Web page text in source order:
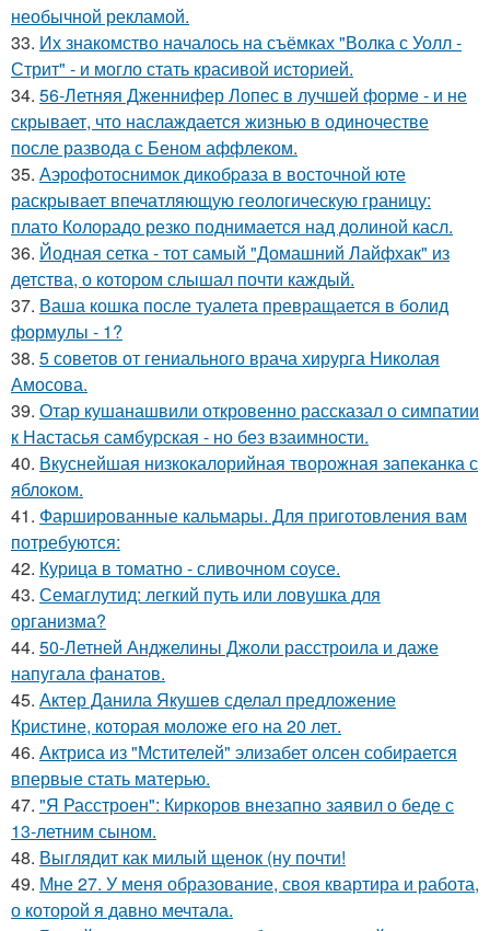
необычной рекламой.
33. Их знакомство началось на съёмках "Волка с Уолл -
Стрит" - и могло стать красивой историей.
34. 56-Летняя Дженнифер Лопес в лучшей форме - и не
скрывает, что наслаждается жизнью в одиночестве
после развода с Беном аффлеком.
35. Аэрофотоснимок дикобpaза в восточной юте
раскрывает впечатляющую геологическую границу:
плато Колорадо резко поднимается над долиной касл.
36. Йодная сетка - тот самый "Домашний Лайфхак" из
детства, о котором слышал почти каждый.
37. Ваша кошка после туалета превращается в болид
формулы - 1?
38. 5 советов от гениального врача хирурга Николая
Амосова.
39. Отар кушанашвили откровенно рассказал о симпатии
к Настасья самбурская - но без взаимности.
40. Вкуснейшая низкокалорийная творожная запеканка с
яблоком.
41. Фаршированные кальмары. Для приготовления вам
потребуются:
42. Курица в томатно - сливочном соусе.
43. Семаглутид: легкий путь или ловушка для
организма?
44. 50-Летней Анджелины Джоли расстроила и даже
напугала фанатов.
45. Актер Данила Якушев сделал предложение
Кристине, которая моложе его на 20 лет.
46. Актриса из "Мстителей" элизабет олсен собирается
впервые стать матерью.
47. "Я Расстроен": Киркоров внезапно заявил о беде с
13-летним сыном.
48. Выглядит как милый щенок (ну почти!
49. Мне 27. У меня образование, своя квартира и работа,
о которой я давно мечтала.